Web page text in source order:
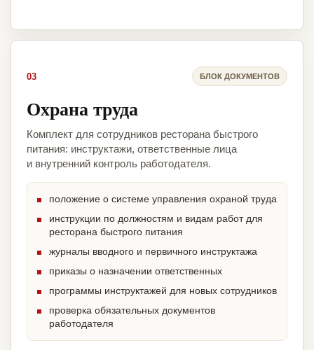
03 БЛОК ДОКУМЕНТОВ
Охрана труда
Комплект для сотрудников ресторана быстрого
питания: инструктажи, ответственные лица
и внутренний контроль работодателя.
положение о системе управления охраной труда
инструкции по должностям и видам работ для
ресторана быстрого питания
журналы вводного и первичного инструктажа
приказы о назначении ответственных
программы инструктажей для новых сотрудников
проверка обязательных документов
работодателя